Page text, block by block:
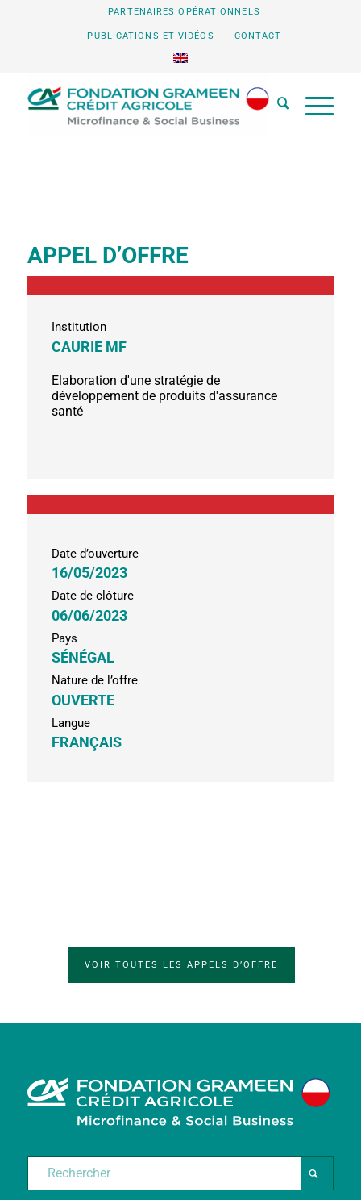
PARTENAIRES OPÉRATIONNELS
PUBLICATIONS ET VIDÉOS CONTACT
APPEL D’OFFRE
Institution
CAURIE MF
Elaboration d'une stratégie de
développement de produits d'assurance
santé
Date d’ouverture
16/05/2023
Date de clôture
06/06/2023
Pays
SÉNÉGAL
Nature de l’offre
OUVERTE
Langue
FRANÇAIS
VOIR TOUTES LES APPELS D’OFFRE